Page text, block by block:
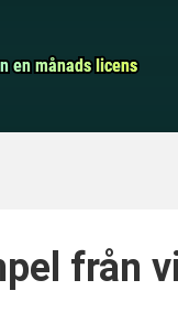
en månads licens
en månads licens
IPhone
från